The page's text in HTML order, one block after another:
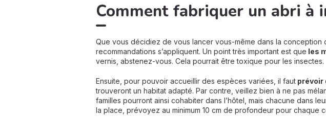
Comment fabriquer un abri à
Que vous décidiez de vous lancer vous-même dans la
recommandations s’appliquent. Un point très important est que les
vernis, abstenez-vous. Cela pourrait être toxique pour les insectes.
Ensuite, pour pouvoir accueillir des espèces variées, il faut prévoir
trouveront un habitat adapté. Par contre, veillez bien à ne pas
familles pourront ainsi cohabiter dans l’hôtel, mais chacune dans
la place, prévoyez au minimum 10 cm de profondeur pour chaque